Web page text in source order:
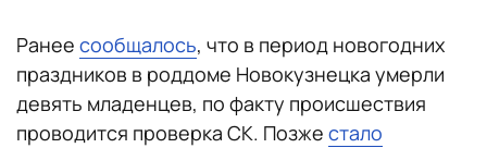
Ранее сообщалось, что в период новогодних
праздников в роддоме Новокузнецка умерли
девять младенцев, по факту происшествия
проводится проверка СК. Позже стало